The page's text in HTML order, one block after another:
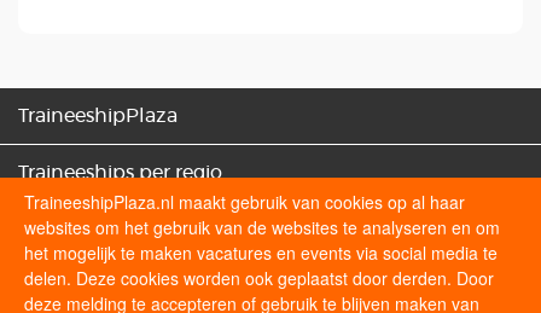
TraineeshipPlaza
Traineeships per regio
Traineeships categorieën
Sollicitatietips
TraineeshipPlaza.nl maakt gebruik van cookies op al haar
websites om het gebruik van de websites te analyseren en om
het mogelijk te maken vacatures en events via social media te
delen. Deze cookies worden ook geplaatst door derden. Door
deze melding te accepteren of gebruik te blijven maken van